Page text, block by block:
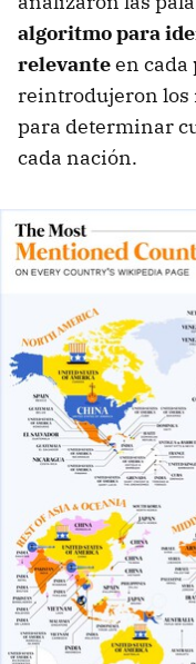
algoritmo para
relevanteen cada
reintrodujeron los
para determinar
cada nación.